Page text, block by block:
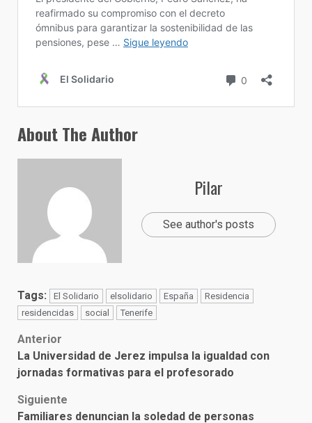
About The Author
Pilar
See author's posts
Tags: El Solidario elsolidario España
Residencia
residencidas
social Tenerife
Post
navigation
Anterior
La Universidad de Jerez impulsa la igualdad con
jornadas formativas para el profesorado
Siguiente
Familiares denuncian la soledad de personas